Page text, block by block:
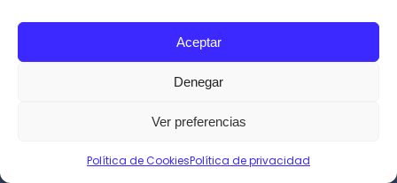
Aceptar
Denegar
Ver preferencias
Política de CookiesPolítica de privacidad
reproducción, distribución, comunicación pública, transformación, copia, descarga,
reutilización o cualquier otro uso de los contenidos de esta web.